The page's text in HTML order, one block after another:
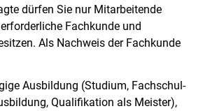
dürfen Sie nur Mitarbeitende
Fachkunde und
Als Nachweis der Fachkunde
Ausbildung (Studium, Fachschul-
Qualifikation als Meister),